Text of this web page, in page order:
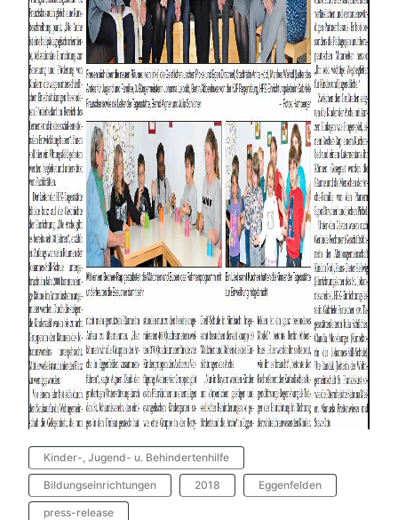
Kinder-, Jugend- u. Behindertenhilfe
Bildungseinrichtungen 2018 Eggenfelden
press-release